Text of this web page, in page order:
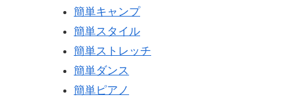
簡単キャンプ
簡単スタイル
簡単ストレッチ
簡単ダンス
簡単ピアノ